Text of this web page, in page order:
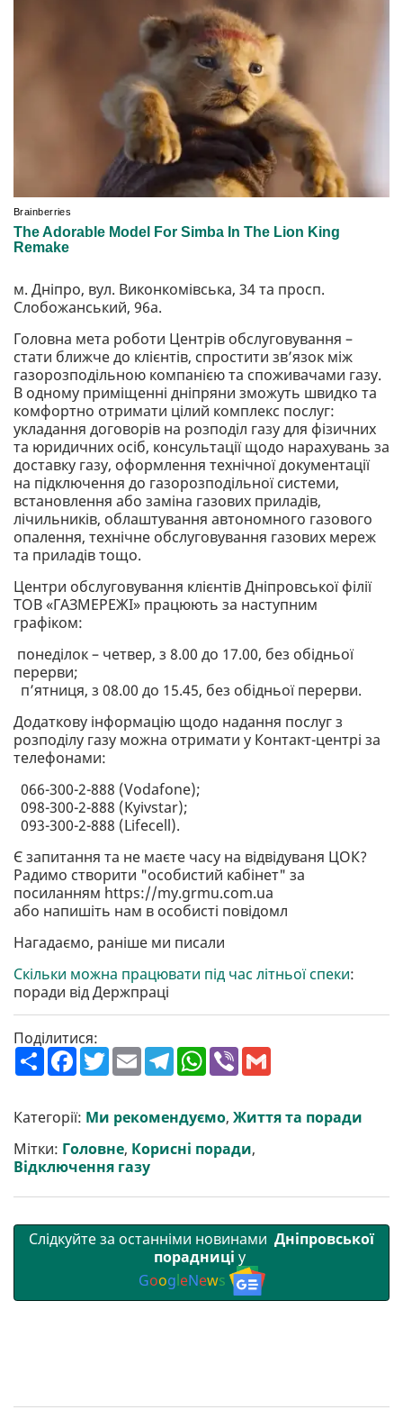
м. Дніпро, вул. Виконкомівська, 34 та просп.
Слобожанський, 96а.
Головна мета роботи Центрів обслуговування –
стати ближче до клієнтів, спростити зв’язок між
газорозподільною компанією та споживачами газу.
В одному приміщенні дніпряни зможуть швидко та
комфортно отримати цілий комплекс послуг:
укладання договорів на розподіл газу для фізичних
та юридичних осіб, консультації щодо нарахувань за
доставку газу, оформлення технічної документації
на підключення до газорозподільної системи,
встановлення або заміна газових приладів,
лічильників, облаштування автономного газового
опалення, технічне обслуговування газових мереж
та приладів тощо.
Центри обслуговування клієнтів Дніпровської філії
ТОВ «ГАЗМЕРЕЖІ» працюють за наступним
графіком:
понеділок – четвер, з 8.00 до 17.00, без обідньої
перерви;
п’ятниця, з 08.00 до 15.45, без обідньої перерви.
Додаткову інформацію щодо надання послуг з
розподілу газу можна отримати у Контакт-центрі за
телефонами:
066-300-2-888 (Vodafone);
098-300-2-888 (Kyivstar);
093-300-2-888 (Lifecell).
Є запитання та не маєте часу на відвідуваня ЦОК?
Радимо створити "особистий кабінет" за
посиланням https://my.grmu.com.ua
або напишіть нам в особисті повідомл
Нагадаємо, раніше ми писали
Скільки можна працювати під час літньої спеки:
поради від Держпраці
Поділитися:
П
о
р
и
т
и
F
a
b
o
o
k
T
w
e
r
E
m
l
T
e
g
r
a
m
W
h
s
A
p
p
V
r l
Категорії: Ми рекомендуємо, Життя та поради
Мітки: Головне, Корисні поради,
Відключення газу
Слідкуйте за останніми новинами Дніпровської
порадниці у
GoogleNews